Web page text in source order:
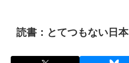
読書：とてつもない日本